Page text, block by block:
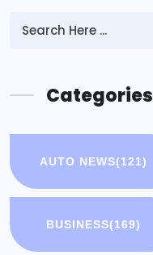
Categories
AUTO NEWS(121)
BUSINESS(169)